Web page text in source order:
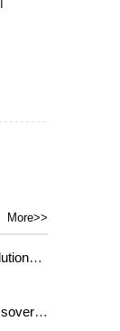
More>>
HELI Showcases Green and Smart Logistics Solutions at CeMAT Australia 2026
CLARK Europe to present for first time new Crossover series